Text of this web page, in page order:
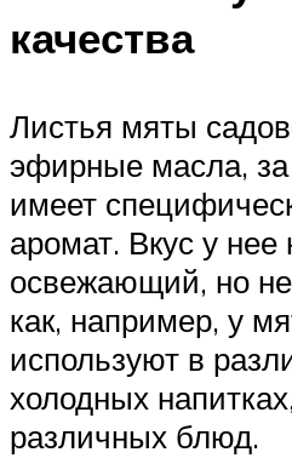
качества
Листья мяты
эфирные масла, за
имеет
аромат. Вкус у
освежающий, но не
как, например, у
используют в
холодных
различных блюд.